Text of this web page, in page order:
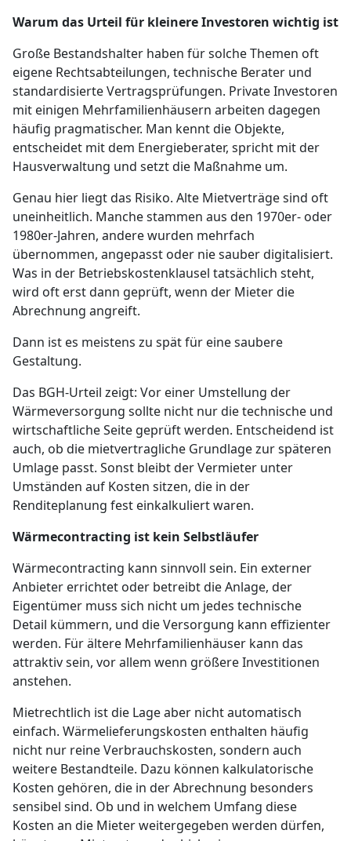
Warum das Urteil für kleinere Investoren wichtig ist
Große Bestandshalter haben für solche Themen oft
eigene Rechtsabteilungen, technische Berater und
standardisierte Vertragsprüfungen. Private Investoren
mit einigen Mehrfamilienhäusern arbeiten dagegen
häufig pragmatischer. Man kennt die Objekte,
entscheidet mit dem Energieberater, spricht mit der
Hausverwaltung und setzt die Maßnahme um.
Genau hier liegt das Risiko. Alte Mietverträge sind oft
uneinheitlich. Manche stammen aus den 1970er- oder
1980er-Jahren, andere wurden mehrfach
übernommen, angepasst oder nie sauber digitalisiert.
Was in der Betriebskostenklausel tatsächlich steht,
wird oft erst dann geprüft, wenn der Mieter die
Abrechnung angreift.
Dann ist es meistens zu spät für eine saubere
Gestaltung.
Das BGH-Urteil zeigt: Vor einer Umstellung der
Wärmeversorgung sollte nicht nur die technische und
wirtschaftliche Seite geprüft werden. Entscheidend ist
auch, ob die mietvertragliche Grundlage zur späteren
Umlage passt. Sonst bleibt der Vermieter unter
Umständen auf Kosten sitzen, die in der
Renditeplanung fest einkalkuliert waren.
Wärmecontracting ist kein Selbstläufer
Wärmecontracting kann sinnvoll sein. Ein externer
Anbieter errichtet oder betreibt die Anlage, der
Eigentümer muss sich nicht um jedes technische
Detail kümmern, und die Versorgung kann effizienter
werden. Für ältere Mehrfamilienhäuser kann das
attraktiv sein, vor allem wenn größere Investitionen
anstehen.
Mietrechtlich ist die Lage aber nicht automatisch
einfach. Wärmelieferungskosten enthalten häufig
nicht nur reine Verbrauchskosten, sondern auch
weitere Bestandteile. Dazu können kalkulatorische
Kosten gehören, die in der Abrechnung besonders
sensibel sind. Ob und in welchem Umfang diese
Kosten an die Mieter weitergegeben werden dürfen,